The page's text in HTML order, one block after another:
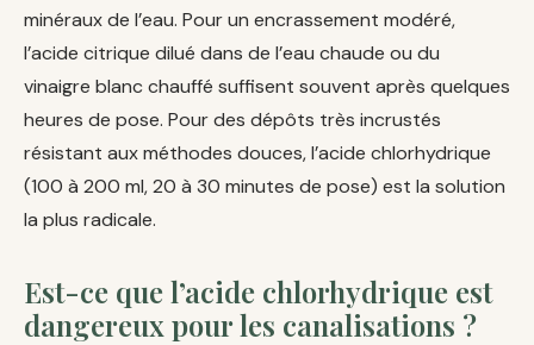
minéraux de l’eau. Pour un encrassement modéré,
l’acide citrique dilué dans de l’eau chaude ou du
vinaigre blanc chauffé suffisent souvent après quelques
heures de pose. Pour des dépôts très incrustés
résistant aux méthodes douces, l’acide chlorhydrique
(100 à 200 ml, 20 à 30 minutes de pose) est la solution
la plus radicale.
Est-ce que l’acide chlorhydrique est
dangereux pour les canalisations ?